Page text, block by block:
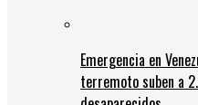
Emergencia en
terremoto suben a